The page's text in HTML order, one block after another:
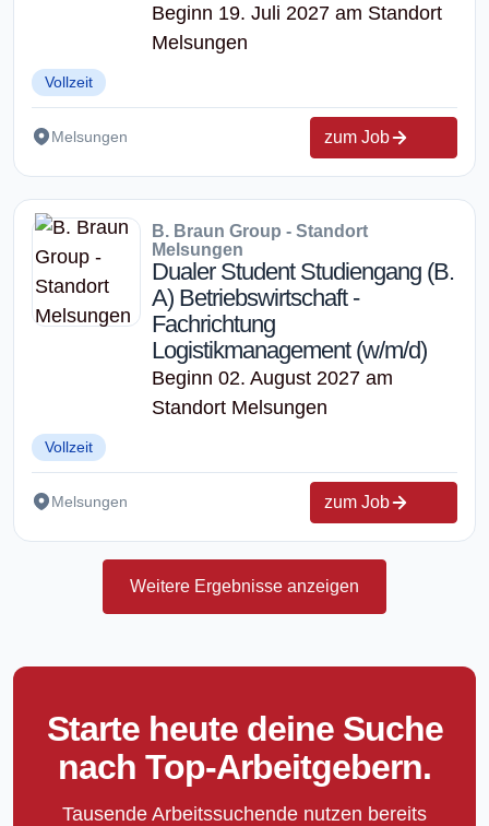
Beginn 19. Juli 2027 am Standort
Melsungen
Vollzeit
Melsungen zum Job
B. Braun Group - Standort
Melsungen
Dualer Student Studiengang (B.
A) Betriebswirtschaft -
Fachrichtung
Logistikmanagement (w/m/d)
Beginn 02. August 2027 am
Standort Melsungen
Vollzeit
Melsungen zum Job
Weitere Ergebnisse anzeigen
Starte heute deine Suche
nach Top-Arbeitgebern.
Tausende Arbeitssuchende nutzen bereits